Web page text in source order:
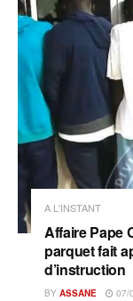
A L'INSTANT
Affaire Pape
parquet fait
d’instruction
BY ASSANE 07/